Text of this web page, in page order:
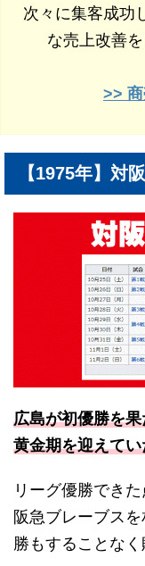
次々に集客成功
な売上改善
>>
【1975年】対
広島が初優勝を
黄金期を迎えて
リーグ優勝でき
阪急ブレーブス
勝もすることなく